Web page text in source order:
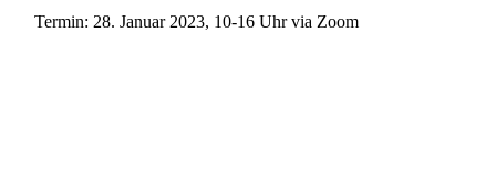
Termin: 28. Januar 2023, 10-16 Uhr via Zoom